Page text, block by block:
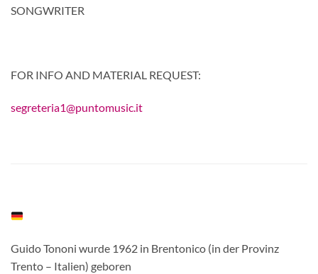
SONGWRITER
FOR INFO AND MATERIAL REQUEST:
segreteria1@puntomusic.it
Guido Tononi wurde 1962 in Brentonico (in der Provinz
Trento – Italien) geboren